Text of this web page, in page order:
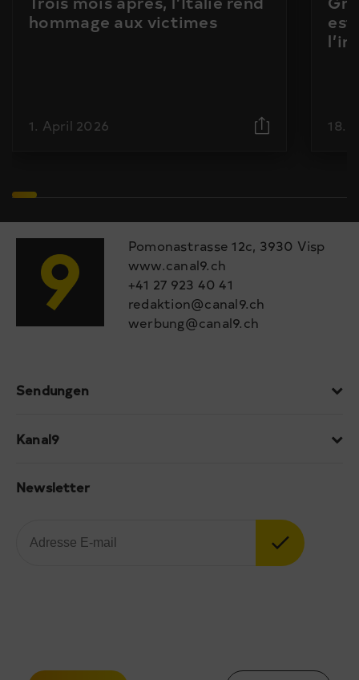
hommage aux victimes
1. April 2026
est
18.
Pomonastrasse 12c, 3930 Visp
www.canal9.ch
+41 27 923 40 41
redaktion@canal9.ch
werbung@canal9.ch
Sendungen
Kanal9
Newsletter